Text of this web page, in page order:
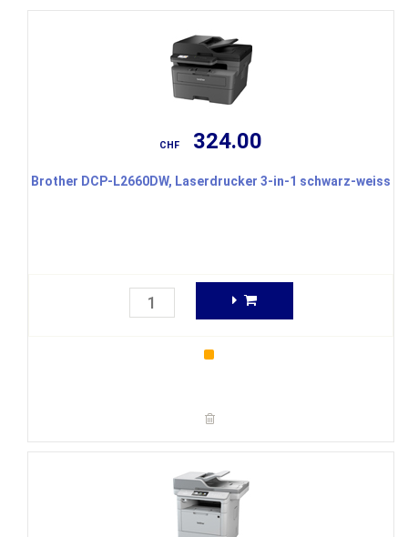
CHF 324.00
Brother DCP-L2660DW, Laserdrucker 3-in-1 schwarz-weiss